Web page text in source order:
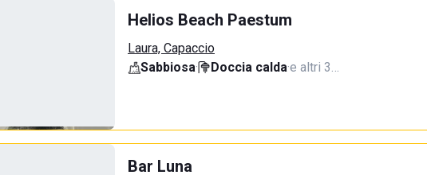
Helios Beach Paestum
Laura, Capaccio
Sabbiosa· Doccia calda·e altri 3…
Bar Luna